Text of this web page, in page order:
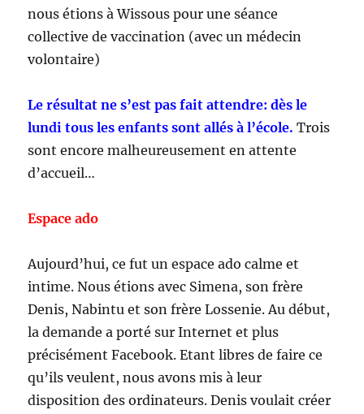
nous étions à Wissous pour une séance
collective de vaccination (avec un médecin
volontaire)
Le résultat ne s’est pas fait attendre: dès le
lundi tous les enfants sont allés à l’école. Trois
sont encore malheureusement en attente
d’accueil…
Espace ado
Aujourd’hui, ce fut un espace ado calme et
intime. Nous étions avec Simena, son frère
Denis, Nabintu et son frère Lossenie. Au début,
la demande a porté sur Internet et plus
précisément Facebook. Etant libres de faire ce
qu’ils veulent, nous avons mis à leur
disposition des ordinateurs. Denis voulait créer